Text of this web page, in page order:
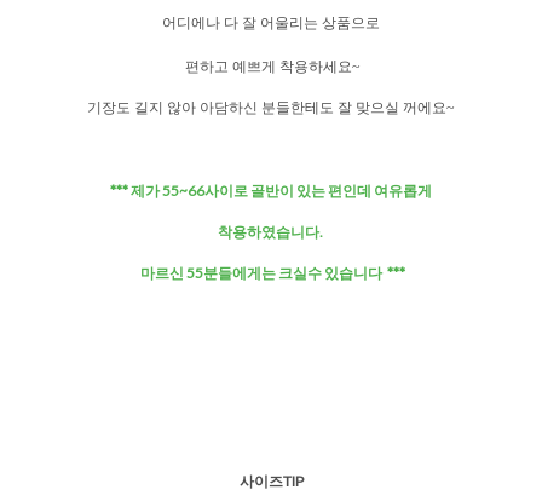
어디에나 다 잘 어울리는 상품으로
편하고 예쁘게 착용하세요~
기장도 길지 않아 아담하신 분들한테도 잘 맞으실 꺼에요~
*** 제가 55~66사이로 골반이 있는 편인데 여유롭게
착용하였습니다.
마르신 55분들에게는 크실수 있습니다 ***
사이즈TIP